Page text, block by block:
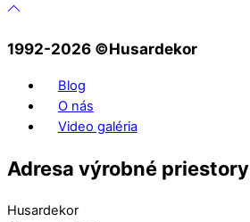
1992-2026 ©️Husardekor
Blog
O nás
Video galéria
Adresa výrobné priestory
Husardekor